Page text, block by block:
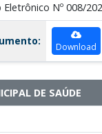
Nº 008/
Download
DE SAÚDE